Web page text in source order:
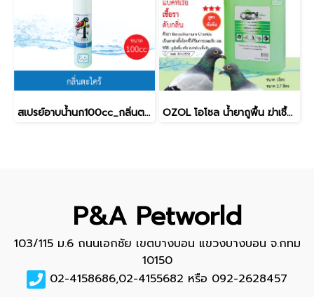
สเปรย์อาบน้ำนก100cc_กลิ่นตะไคร้ ผลิตจากสมุนไพร OZOL โอโซล น้ำยาถูพื้น ฆ่าเชื้อแบคทีเรียทำความสะอาดดับกลิ่นพื้นผิวทั่วไป กรงสัตว์เลี้ยง_1000ml
P&A Petworld
103/115 ม.6 ถนนเอกชัย เขตบางบอน แขวงบางบอน จ.กทม
10150
02-4158686,02-4155682 หรือ 092-2628457